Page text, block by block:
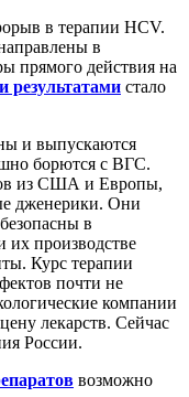
в терапии HCV.
в
прямого действия на
результатами стало
и выпускаются
борются с ВГС.
из США и Европы,
дженерики. Они
в
производстве
Курс терапии
почти не
компании
лекарств. Сейчас
России.
возможно